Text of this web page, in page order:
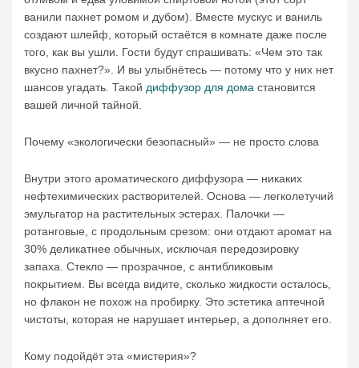
ванили пахнет ромом и дубом). Вместе мускус и ваниль
создают шлейф, который остаётся в комнате даже после
того, как вы ушли. Гости будут спрашивать: «Чем это так
вкусно пахнет?». И вы улыбнётесь — потому что у них нет
шансов угадать. Такой диффузор для дома становится
вашей личной тайной.
Почему «экологически безопасный» — не просто слова
Внутри этого ароматического диффузора — никаких
нефтехимических растворителей. Основа — легколетучий
эмульгатор на растительных эстерах. Палочки —
ротанговые, с продольным срезом: они отдают аромат на
30% деликатнее обычных, исключая передозировку
запаха. Стекло — прозрачное, с антибликовым
покрытием. Вы всегда видите, сколько жидкости осталось,
но флакон не похож на пробирку. Это эстетика аптечной
чистоты, которая не нарушает интерьер, а дополняет его.
Кому подойдёт эта «мистерия»?